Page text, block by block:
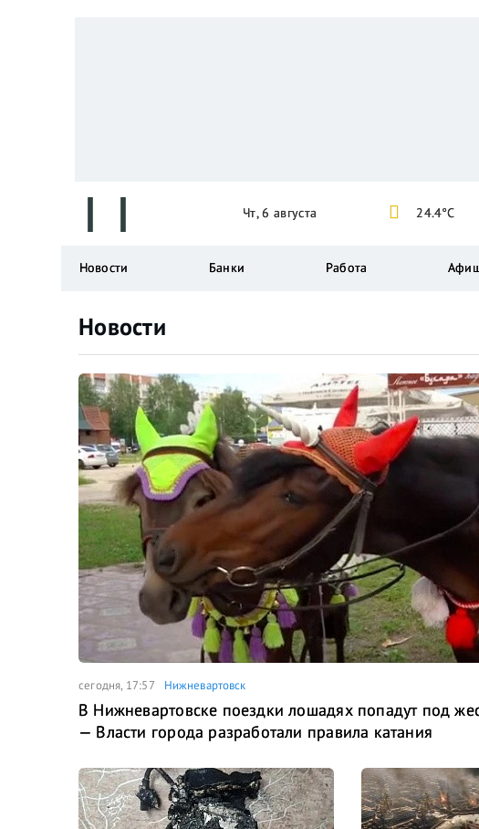
Новости
сегодня, 17:57 Нижневартовск
В Нижневартовске поездки лошадях попадут под
— Власти города разработали правила катания
Чт, 6 августа 24.4°C
Новости Банки Работа